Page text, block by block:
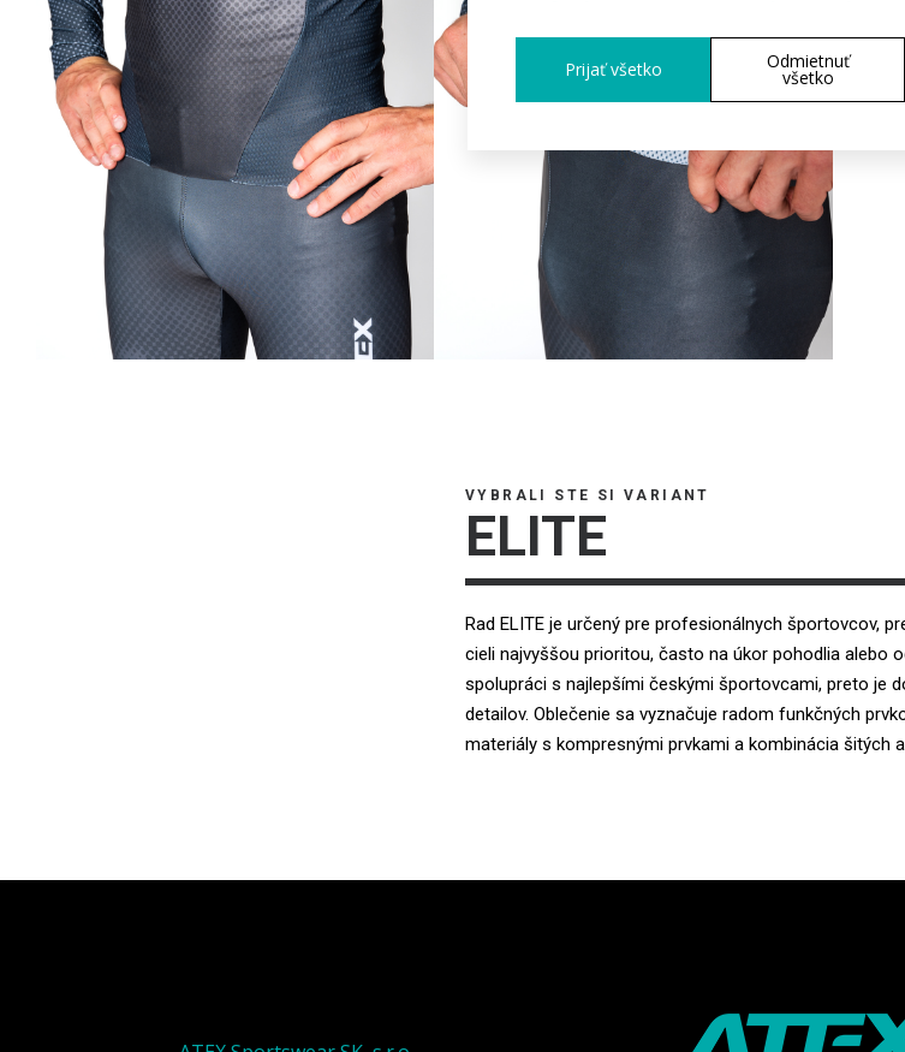
Prijať všetko Odmietnuť
všetko
VYBRALI STE SI VARIANT
ELITE
Rad ELITE je určený pre profesionálnych športovcov,
cieli najvyššou prioritou, často na úkor pohodlia alebo
spolupráci s najlepšími českými športovcami, preto je
detailov. Oblečenie sa vyznačuje radom funkčných
materiály s kompresnými prvkami a kombinácia šitých